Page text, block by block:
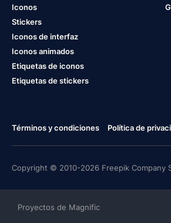
Iconos
Stickers
Iconos de interfaz
Iconos animados
Etiquetas de iconos
Etiquetas de stickers
Términos y condiciones Política de
Copyright © 2010-2026 Freepik Company
Proyectos de Magnific